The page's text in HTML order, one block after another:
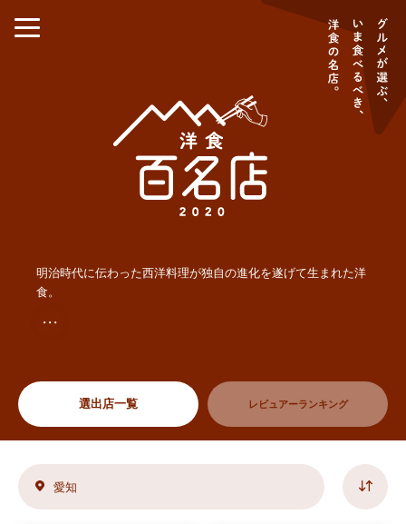
明治時代に伝わった西洋料理が独自の進化を遂げて生まれた洋
食。
・・・
選出店一覧 レビュアーランキング
愛知